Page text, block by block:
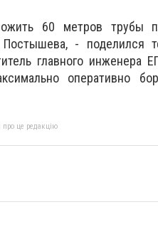
60 метров трубы
- поделился
главного инженера
оперативно
про це редакцію